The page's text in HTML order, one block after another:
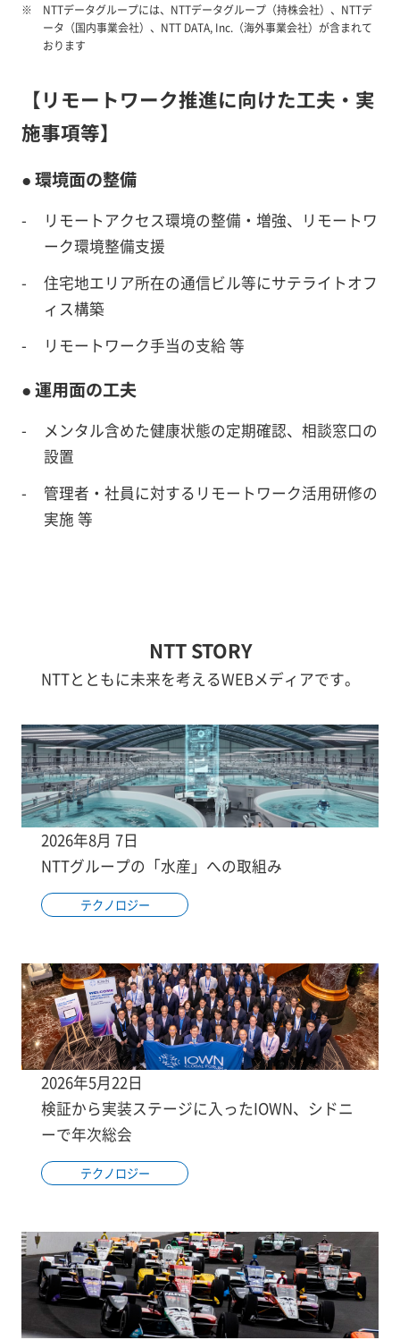
NTTデータグループには、NTTデータグループ（持株会社）、NTTデ
ータ（国内事業会社）、NTT DATA, Inc.（海外事業会社）が含まれて
おります
【リモートワーク推進に向けた工夫・実
施事項等】
● 環境面の整備
-
リモートアクセス環境の整備・増強、リモートワ
ーク環境整備支援
-
住宅地エリア所在の通信ビル等にサテライトオフ
ィス構築
-
リモートワーク手当の支給 等
● 運用面の工夫
-
メンタル含めた健康状態の定期確認、相談窓口の
設置
-
管理者・社員に対するリモートワーク活用研修の
実施 等
NTT STORY
NTTとともに未来を考えるWEBメディアです。
2026年8月 7日
NTTグループの「水産」への取組み
テクノロジー
2026年5月22日
検証から実装ステージに入ったIOWN、シドニ
ーで年次総会
テクノロジー